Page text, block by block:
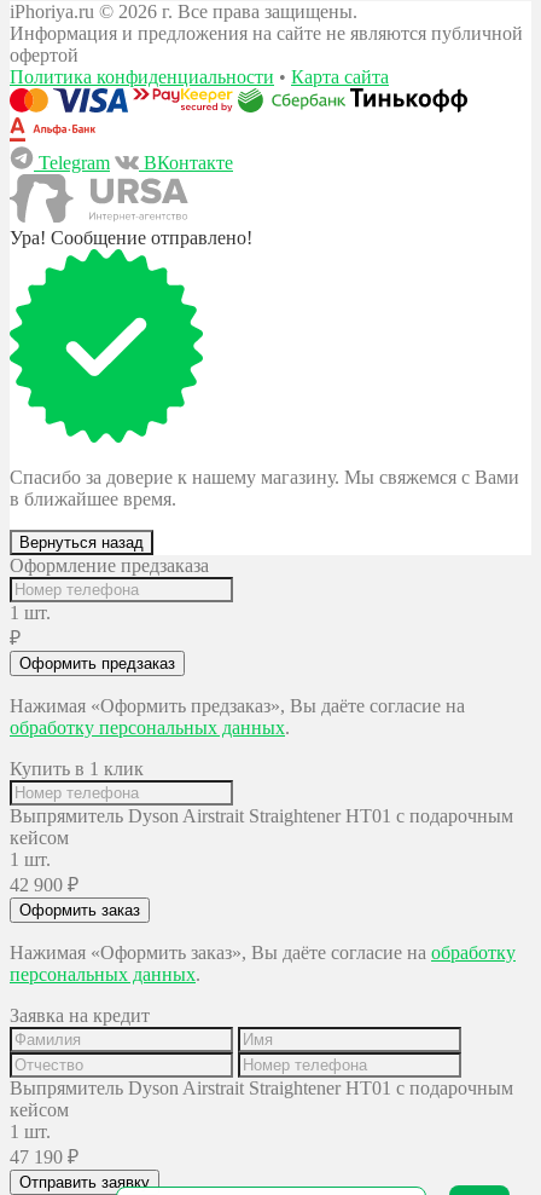
iPhoriya.ru © 2026 г. Все права защищены.
Информация и предложения на сайте не являются публичной
офертой
Политика конфиденциальности • Карта сайта
Telegram ВКонтакте
Ура! Сообщение отправлено!
Спасибо за доверие к нашему магазину. Мы свяжемся с Вами
в ближайшее время.
Вернуться назад
Оформление предзаказа
1 шт.
₽
Оформить предзаказ
Нажимая «Оформить предзаказ», Вы даёте согласие на
обработку персональных данных.
Купить в 1 клик
Выпрямитель Dyson Airstrait Straightener HT01 с подарочным
кейсом
1 шт.
42 900 ₽
Оформить заказ
Нажимая «Оформить заказ», Вы даёте согласие на обработку
персональных данных.
Заявка на кредит
Выпрямитель Dyson Airstrait Straightener HT01 с подарочным
кейсом
1 шт.
47 190 ₽
Отправить заявку